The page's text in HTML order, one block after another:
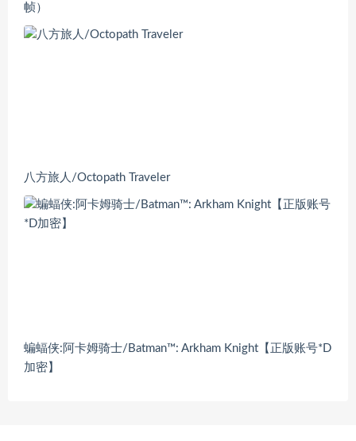
帧）
八方旅人/Octopath Traveler
蝙蝠侠:阿卡姆骑士/Batman™: Arkham Knight【正版账号*D
加密】